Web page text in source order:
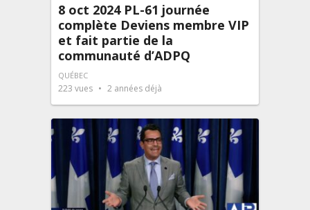
8 oct 2024 PL-61 journée
complète Deviens membre VIP
et fait partie de la
communauté d’ADPQ
QUÉBEC
223 vues 2 années déjà